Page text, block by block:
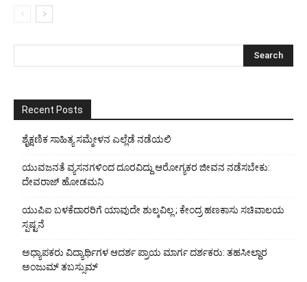
Recent Posts
ಶೈಕ್ಷಣಿಕ ಸಾಹಿತ್ಯ ಸಮ್ಮೇಳನ ಎಲ್ಲೆಡೆ ನಡೆಯಲಿ
ಯುವಜನತೆ ವ್ಯಸನಗಳಿಂದ ದೂರವಿದ್ದು ಆರೋಗ್ಯಕರ ಜೀವನ ನಡೆಸಬೇಕು:
ದೇವರಾಜ್ ಹೋಡಮನಿ
ಯುಪಿಐ ಬಳಕೆದಾರರಿಗೆ ಯಾವುದೇ ಶುಲ್ಕವಿಲ್ಲ ; ಕೇಂದ್ರ ಹಣಕಾಸು ಸಚಿವಾಲಯ
ಸ್ಪಷ್ಟನೆ
ಅಧ್ಯಾಪಕರು ವಿದ್ಯಾರ್ಥಿಗಳ ಆದರ್ಶ ಪ್ರಾಯ ಮಾರ್ಗ ದರ್ಶಕರು: ತಹಸೀಲ್ದಾರ
ಅಂಜುಮ್ ತಬಸ್ಸುಮ್